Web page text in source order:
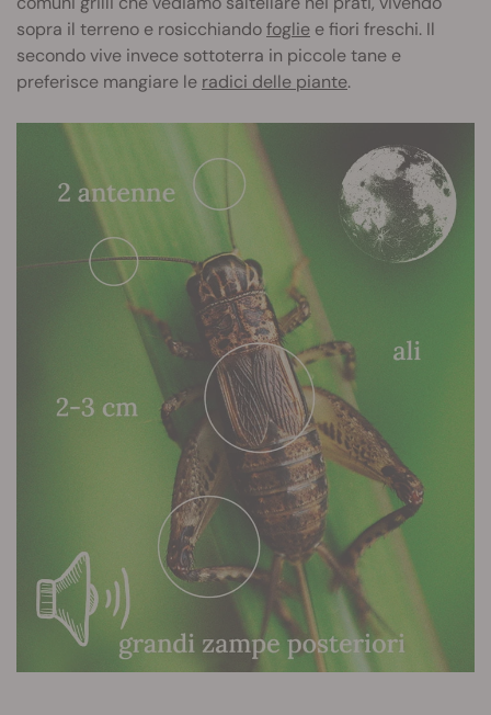
sopra il terreno e rosicchiandofoglie e fiori freschi. Il
secondo vive invece sottoterra in piccole tane e
preferisce mangiare le radici delle piante.